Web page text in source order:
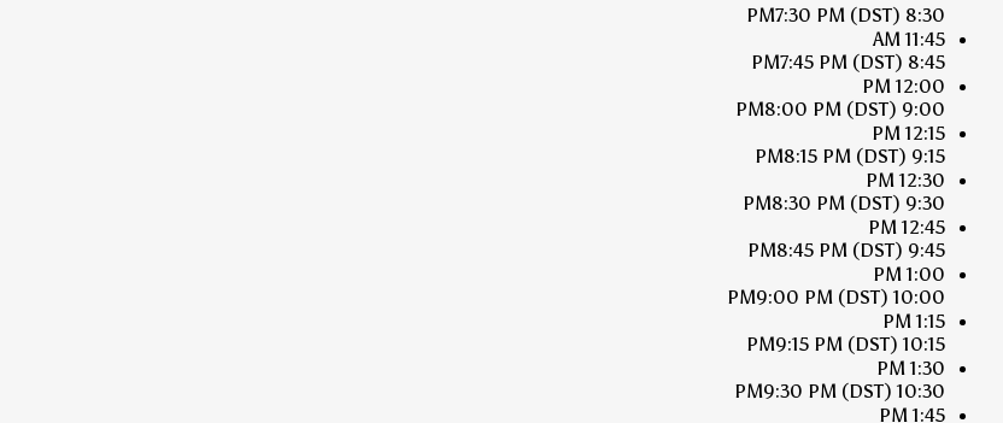
8:30 PM
7:30 PM (DST)
11:45 AM
8:45 PM
7:45 PM (DST)
12:00 PM
9:00 PM
8:00 PM (DST)
12:15 PM
9:15 PM
8:15 PM (DST)
12:30 PM
9:30 PM
8:30 PM (DST)
12:45 PM
9:45 PM
8:45 PM (DST)
1:00 PM
10:00 PM
9:00 PM (DST)
1:15 PM
10:15 PM
9:15 PM (DST)
1:30 PM
10:30 PM
9:30 PM (DST)
1:45 PM